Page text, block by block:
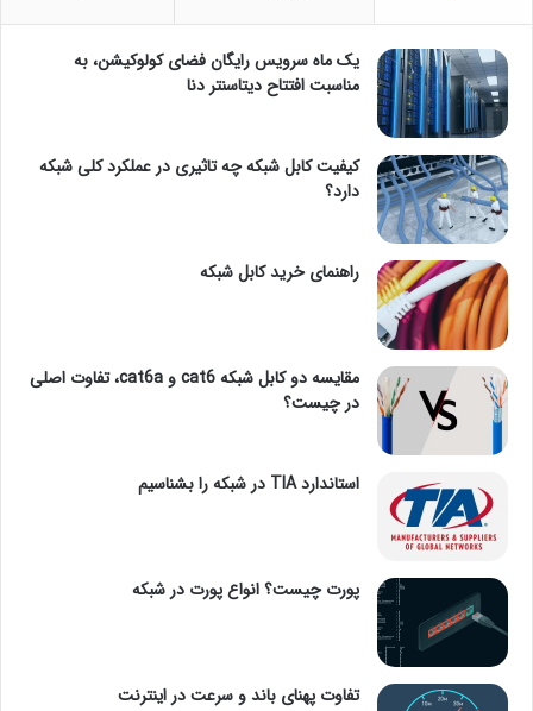
یک ماه سرویس رایگان فضای کولوکیشن، به
مناسبت افتتاح دیتاسنتر دنا
کیفیت کابل شبکه چه تاثیری در عملکرد کلی شبکه
دارد؟
راهنمای خرید کابل شبکه
مقایسه دو کابل شبکه cat6 و cat6a، تفاوت اصلی
در چیست؟
استاندارد TIA در شبکه را بشناسیم
پورت چیست؟ انواع پورت در شبکه
تفاوت پهنای باند و سرعت در اینترنت